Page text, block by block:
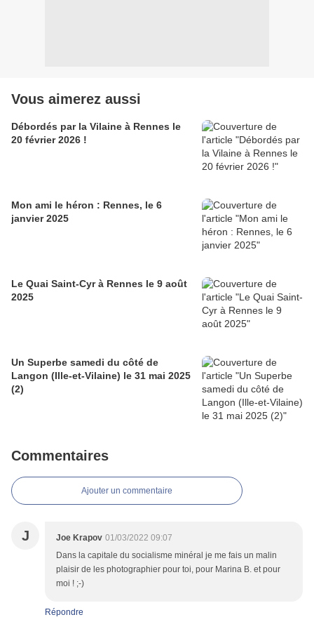
Vous aimerez aussi
Débordés par la Vilaine à Rennes le
20 février 2026 !
Mon ami le héron : Rennes, le 6
janvier 2025
Le Quai Saint-Cyr à Rennes le 9 août
2025
Un Superbe samedi du côté de
Langon (Ille-et-Vilaine) le 31 mai 2025
(2)
Commentaires
Ajouter un commentaire
J Joe Krapov 01/03/2022 09:07
Dans la capitale du socialisme minéral je me fais un malin
plaisir de les photographier pour toi, pour Marina B. et pour
moi ! ;-)
Répondre